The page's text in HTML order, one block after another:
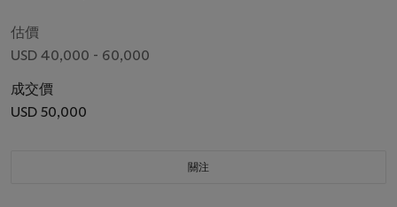
估價
USD 40,000 - 60,000
成交價
USD 50,000
關注